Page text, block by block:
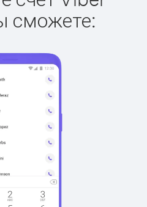
сможете: